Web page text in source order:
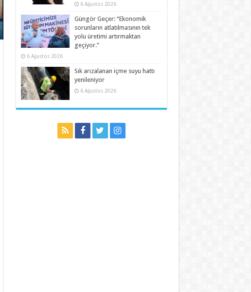
6 Ağustos 2026
Güngör Geçer: “Ekonomik
sorunların atlatılmasının tek
yolu üretimi artırmaktan
geçiyor.”
6 Ağustos 2026
Sık arızalanan içme suyu hattı
yenileniyor
6 Ağustos 2026